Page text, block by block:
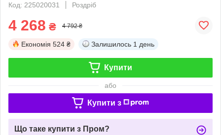
Код: 225020031
Роздріб
4 268 ₴ 4 792 ₴
Економія 524 ₴ Залишилось 1 день
Купити
або
Купити з
Що таке купити з Пром?